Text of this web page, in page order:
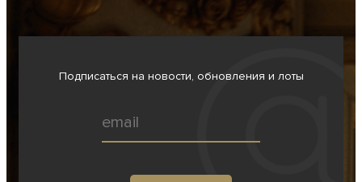
Подписаться на новости, обновления и лоты